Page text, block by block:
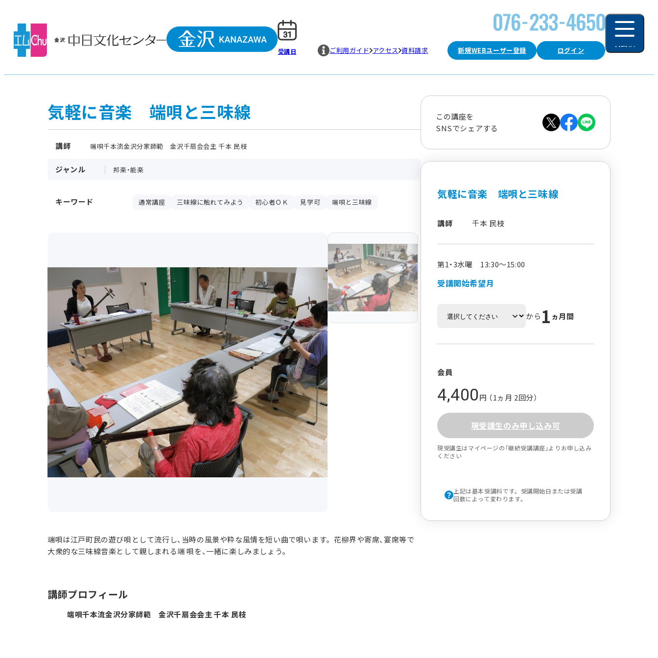
受講日 新規WEBユーザー登録 ログイン
ご利用ガイド アクセス 資料請求 MENU
気軽に音楽 端唄と三味線
講師 端唄千本流金沢分家師範 金沢千扇会会主 千本 民枝
ジャンル 邦楽・能楽
キーワード 通常講座 三味線に触れてみよう 初心者ＯＫ 見学可 端唄と三味線
端唄は江戸町民の遊び唄として流行し、当時の風景や粋な風情を短い曲で唄います。花柳界や寄席、宴席等で
大衆的な三味線音楽として親しまれる端 唄を、一緒に楽しみましょう。
講師プロフィール
端唄千本流金沢分家師範 金沢千扇会会主 千本 民枝
この講座を
SNSでシェアする
気軽に音楽 端唄と三味線
講師 千本 民枝
第1・3水曜 13:30～15:00
受講開始希望月
から 1 ヵ月間
会員
4,400円 （1ヵ月 2回分）
現受講生のみ申し込み可
現受講生はマイページの｢継続受講講座｣よりお申し込み
ください
上記は基本受講料です。受講開始日または受講
回数によって変わります。